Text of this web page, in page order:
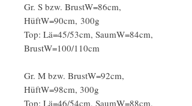
Gr. S bzw. BrustW=86cm,
HüftW=90cm, 300g
Top: Lä=45/53cm, SaumW=84cm,
BrustW=100/110cm
Gr. M bzw. BrustW=92cm,
HüftW=98cm, 300g
Top: Lä=46/54cm, SaumW=88cm,